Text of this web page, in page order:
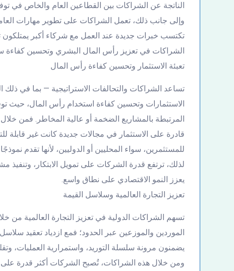
الناتجة عن الشراكات بين القطاعين العام والخاص في
وإلى جانب ذلك، تعمل الشراكات على تطوير مهارات
تكتسب خبرات جديدة عند العمل مع شركاء أكبر يمتلكون
الشراكات في تعزيز رأس المال البشري وتحسين كفاءة
تعبئة الاستثمار وتحسين كفاءة رأس المال
الاستثمارات وتحسين كفاءة استخدام رأس المال، حيث
المرتبطة بالمشاريع الضخمة أو عالية المخاطر. فمن
قادرة على الاستثمار في مجالات جديدة كانت غير قابلة
للمستثمرين، سواء المحليين أو الدوليين، لأنها تقدم
لذلك، ترتفع قدرة الشركات على تمويل الابتكار، وتنفيذ
يعزز النمو الاقتصادي على نطاق واسع.
تعزيز التجارة العالمية وسلاسل القيمة
تسهم الشراكات الدولية في تعزيز التجارة العالمية من
الموردين والموزعين عبر الحدود؛ فمع ازدياد تعقيد
يضمنون مرونة سلسلة التوريد، واستمرارية العمليات،
ومن خلال هذه الشراكات، تُصبح الشركات أكثر قدرة على